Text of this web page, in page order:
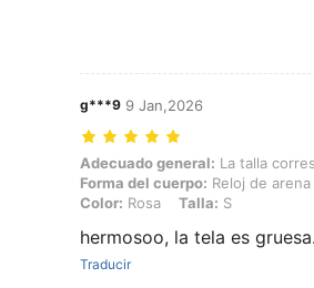
g***9 9 Jan,2026
Adecuado general: La talla
Adecuado general: La talla
Forma del cuerpo: Reloj de arena
Color: Rosa Talla: S
hermosoo, la tela es gruesa.
Traducir